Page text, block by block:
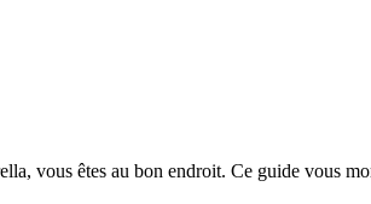
vous êtes au bon endroit. Ce guide vous